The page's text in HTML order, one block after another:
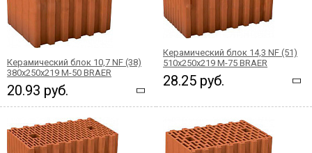
Керамический блок 10,7 NF (38)
380x250x219 М-50 BRAER
20.93 руб.
Керамический блок 14,3 NF (51)
510x250x219 М-75 BRAER
28.25 руб.